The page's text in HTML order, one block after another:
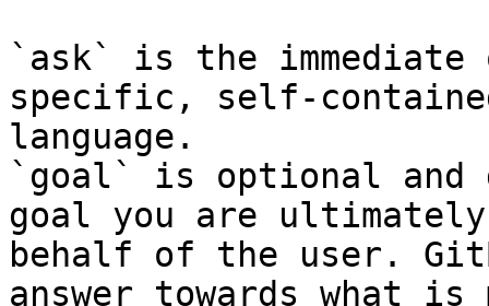
`ask` is the
specific, self-
language.
`goal` is optional and
goal you are
behalf of the user.
answer towards what